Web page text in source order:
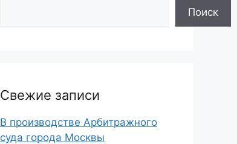
Поиск
Свежие записи
В производстве Арбитражного
суда города Москвы